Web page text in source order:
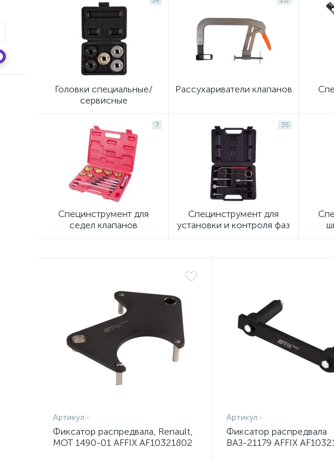
Головки специальные/
сервисные
Рассухариватели клапанов
7
Специнструмент для
седел клапанов
35
Специнструмент для
установки и контроля фаз
Артикул:-
Фиксатор распредвала, Renault,
MOT 1490-01 AFFIX AF10321802
Артикул:-
Фиксатор распредвала
ВАЗ-21179 AFFIX